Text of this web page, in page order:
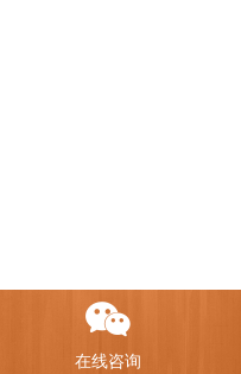
在线咨询